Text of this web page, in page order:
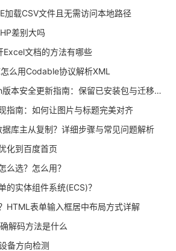
加载CSV文件且无需访问本地路径
差别大吗
Excel文档的方法有哪些
么用Codable协议解析XML
安全更新指南：保留已安装包与迁移方法详解
指南：如何让图片与标题完美对齐
库主从复制？详细步骤与常见问题解析
化到百度首页
么选？怎么用？
的实体组件系统(ECS)？
HTML表单输入框居中布局方式详解
解码方法是什么
备方向检测